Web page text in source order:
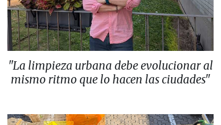
"La limpieza urbana debe evolucionar al
mismo ritmo que lo hacen las ciudades"